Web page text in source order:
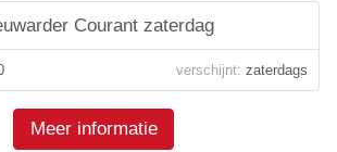
Courant zaterdag
verschijnt: zaterdags
Meer informatie